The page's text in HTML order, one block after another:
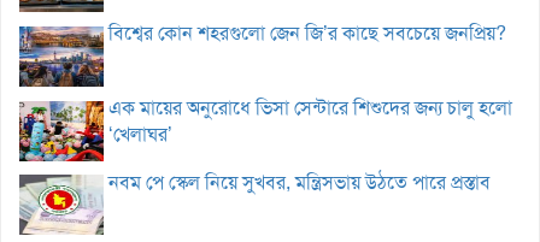
বিশ্বের কোন শহরগুলো জেন জি’র কাছে সবচেয়ে জনপ্রিয়?
এক মায়ের অনুরোধে ভিসা সেন্টারে শিশুদের জন্য চালু হলো
‘খেলাঘর’
নবম পে স্কেল নিয়ে সুখবর, মন্ত্রিসভায় উঠতে পারে প্রস্তাব